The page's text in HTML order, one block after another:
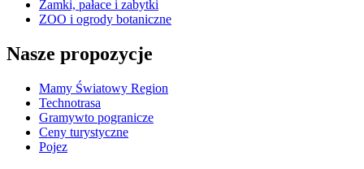
Zamki, pałace i zabytki
ZOO i ogrody botaniczne
Nasze propozycje
Mamy Światowy Region
Technotrasa
Gramywto pogranicze
Ceny turystyczne
Pojez